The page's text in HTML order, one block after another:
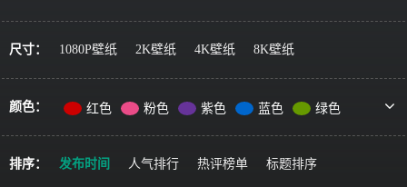
艺术绘画
宇宙星空 军事科技
简约主义
尺寸： 1080P壁纸 2K壁纸 4K壁纸 8K壁纸
颜色： 红色 粉色 紫色 蓝色
绿色
黄色
橙色 棕色 灰色
黑色
彩色
排序： 发布时间 人气排行 热评榜单 标题排序